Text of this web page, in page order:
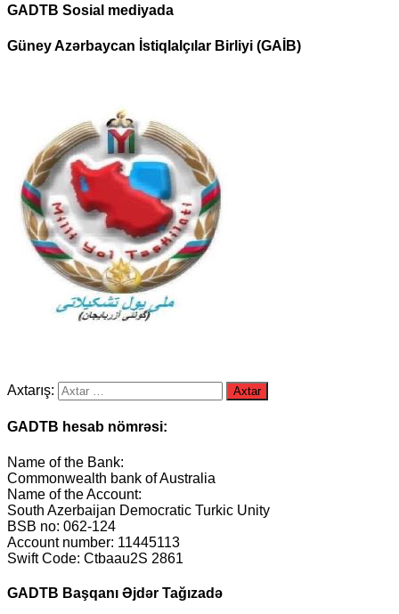
GADTB Sosial mediyada
Güney Azərbaycan İstiqlalçılar Birliyi (GAİB)
Axtarış:
GADTB hesab nömrəsi:
Name of the Bank:
Commonwealth bank of Australia
Name of the Account:
South Azerbaijan Democratic Turkic Unity
BSB no: 062-124
Account number: 11445113
Swift Code: Ctbaau2S 2861
GADTB Başqanı Əjdər Tağızadə